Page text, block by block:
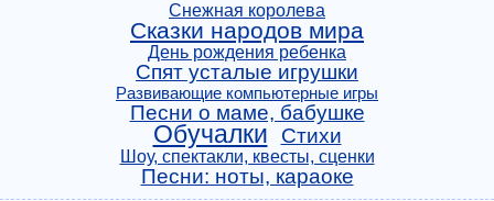
Снежная королева
Сказки народов мира
День рождения ребенка
Спят усталые игрушки
Развивающие компьютерные игры
Песни о маме, бабушке
Обучалки Стихи
Шоу, спектакли, квесты, сценки
Песни: ноты, караоке